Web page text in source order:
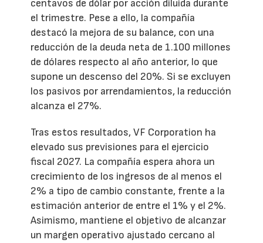
centavos de dólar por acción diluida durante
el trimestre. Pese a ello, la compañía
destacó la mejora de su balance, con una
reducción de la deuda neta de 1.100 millones
de dólares respecto al año anterior, lo que
supone un descenso del 20%. Si se excluyen
los pasivos por arrendamientos, la reducción
alcanza el 27%.
Tras estos resultados, VF Corporation ha
elevado sus previsiones para el ejercicio
fiscal 2027. La compañía espera ahora un
crecimiento de los ingresos de al menos el
2% a tipo de cambio constante, frente a la
estimación anterior de entre el 1% y el 2%.
Asimismo, mantiene el objetivo de alcanzar
un margen operativo ajustado cercano al